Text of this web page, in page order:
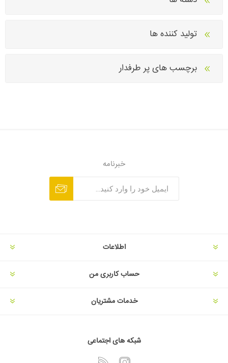
تولید کننده ها
برچسب های پر طرفدار
خبرنامه
اطلاعات
حساب کاربری من
خدمات مشتریان
شبکه های اجتماعی